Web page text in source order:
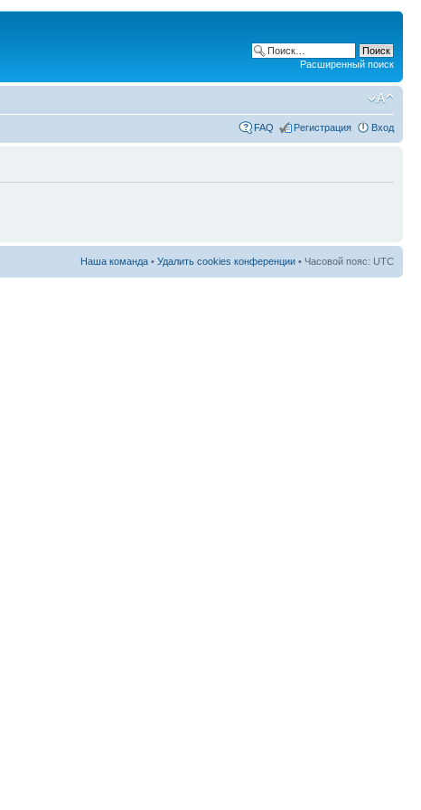
Расширенный поиск
FAQ Регистрация Вход
Наша команда • Удалить cookies конференции • Часовой пояс: UTC